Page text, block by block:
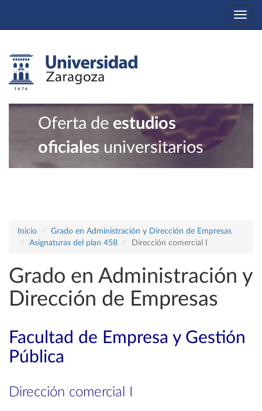
Oferta de estudios
oficiales universitarios
Inicio
Grado en Administración y Dirección de Empresas
Asignaturas del plan 458
Dirección comercial I
Grado en Administración y
Dirección de Empresas
Facultad de Empresa y Gestión
Pública
Dirección comercial I